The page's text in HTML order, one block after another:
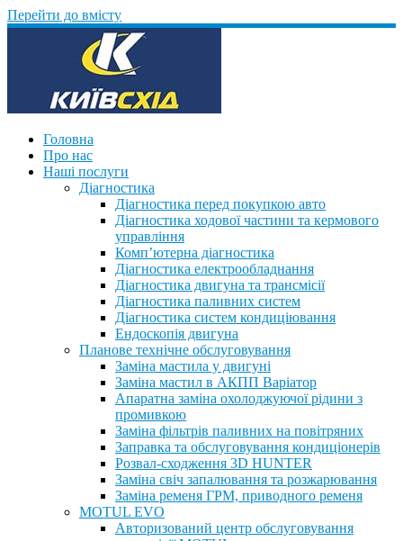
Перейти до вмісту
Головна
Про нас
Наші послуги
Діагностика
Діагностика перед покупкою авто
Діагностика ходової частини та кермового
управління
Комп’ютерна діагностика
Діагностика електрообладнання
Діагностика двигуна та трансмісії
Діагностика паливних систем
Діагностика систем кондиціювання
Ендоскопія двигуна
Планове технічне обслуговування
Заміна мастила у двигуні
Заміна мастил в АКПП Варіатор
Апаратна заміна охолоджуючої рідини з
промивкою
Заміна фільтрів паливних на повітряних
Заправка та обслуговування кондиціонерів
Розвал-сходження 3D HUNTER
Заміна свіч запалювання та розжарювання
Заміна ременя ГРМ, приводного ременя
MOTUL EVO
Авторизований центр обслуговування